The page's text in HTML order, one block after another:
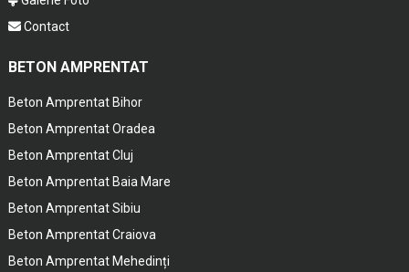
Contact
BETON AMPRENTAT
Beton Amprentat Bihor
Beton Amprentat Oradea
Beton Amprentat Cluj
Beton Amprentat Baia Mare
Beton Amprentat Sibiu
Beton Amprentat Craiova
Beton Amprentat Mehedinți